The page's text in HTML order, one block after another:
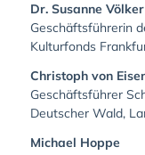
Dr. Susanne Völker
Geschäftsführerin
Kulturfonds
Christoph von
Geschäftsführer
Deutscher Wald,
Michael Hoppe